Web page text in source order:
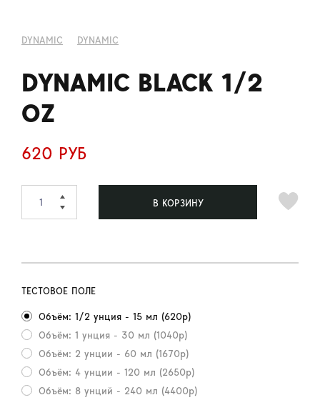
DYNAMIC DYNAMIC
DYNAMIC BLACK 1/2
OZ
620 РУБ
В КОРЗИНУ
ТЕСТОВОЕ ПОЛЕ
Объём: 1/2 унция - 15 мл (620р)
Объём: 1 унция - 30 мл (1040р)
Объём: 2 унции - 60 мл (1670р)
Объём: 4 унции - 120 мл (2650р)
Объём: 8 унций - 240 мл (4400р)